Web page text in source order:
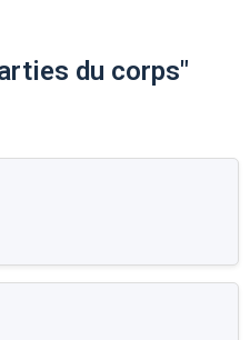
du corps"